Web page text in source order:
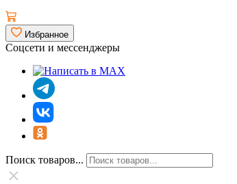
Избранное
Соцсети и мессенджеры
Поиск товаров...